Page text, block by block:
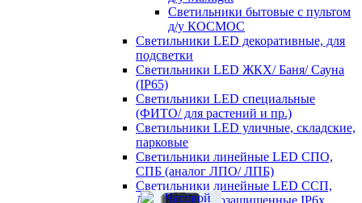
Светильники бытовые с пультом
д/у КОСМОС
Светильники LED декоративные, для
подсветки
Светильники LED ЖКХ/ Баня/ Сауна
(IP65)
Светильники LED специальные
(ФИТО/ для растений и пр.)
Светильники LED уличные, складские,
парковые
Светильники линейные LED СПО,
СПБ (аналог ЛПО/ ЛПБ)
Светильники линейные LED ССП,